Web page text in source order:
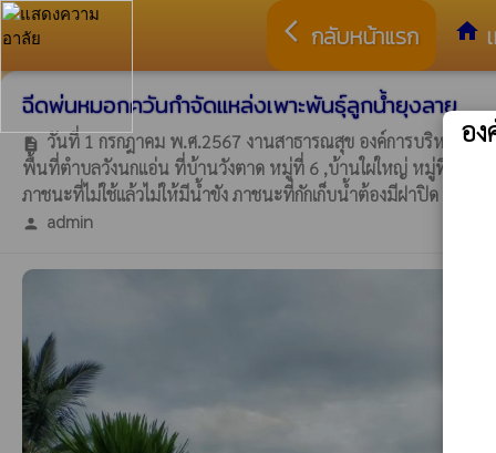
arrow_back_ios กลับหน้าแรก home
ฉีดพ่นหมอกควันกำจัดแหล่งเพาะพันธุ์ลูกน้ำยุงลาย
description วันที่ 1 กรกฎาคม พ.ศ.2567 งานสาธารณสุข องค์การบริหารส่
พื้นที่ตำบลวังนกแอ่น ที่บ้านวังตาด หมู่ที่ 6 ,บ้านใผ่ใหญ่ หมู่ที่ 10 ,บ้
ภาชนะที่ไม่ใช้แล้วไม่ให้มีน้ำขัง ภาชนะที่กักเก็บน้ำต้องมีฝาปิด เปลี่ย
person admin
อ